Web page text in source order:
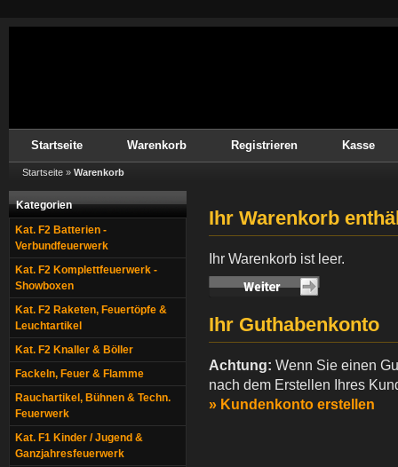
Startseite Warenkorb Registrieren Kasse
Startseite » Warenkorb
Kategorien
Kat. F2 Batterien -
Verbundfeuerwerk
Kat. F2 Komplettfeuerwerk -
Showboxen
Kat. F2 Raketen, Feuertöpfe &
Leuchtartikel
Kat. F2 Knaller & Böller
Fackeln, Feuer & Flamme
Rauchartikel, Bühnen & Techn.
Feuerwerk
Kat. F1 Kinder / Jugend &
Ganzjahresfeuerwerk
Ihr Warenkorb
Ihr Warenkorb ist leer.
Ihr Guthabenkonto
Achtung: Wenn Sie einen
nach dem Erstellen Ihres
» Kundenkonto erstellen